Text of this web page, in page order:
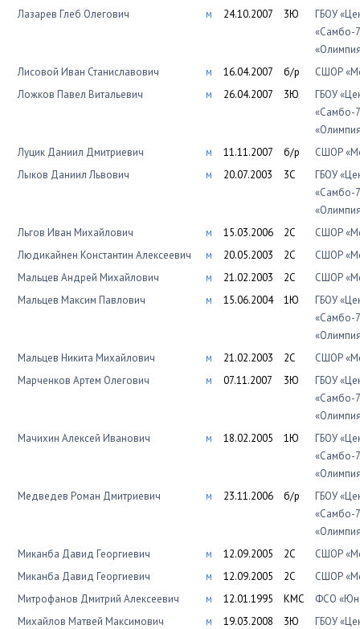
Лазарев Глеб Олегович м 24.10.2007 3Ю
ГБОУ
«Самбо-
Лисовой Иван Станиславович
м 16.04.2007 б/р
СШОР
Ложков Павел Витальевич
м 26.04.2007 3Ю
ГБОУ
«Самбо-
Луцик Даниил Дмитриевич
м 11.11.2007 б/р
СШОР
Лыков Даниил Львович
м 20.07.2003 3С
ГБОУ
«Самбо-
Льгов Иван Михайлович
м 15.03.2006 2С
СШОР
Людикайнен Константин Алексеевич
м 20.05.2003 2С
СШОР
Мальцев Андрей Михайлович
м 21.02.2003 2С
СШОР
Мальцев Максим Павлович
м 15.06.2004 1Ю
ГБОУ
«Самбо-
Мальцев Никита Михайлович
м 21.02.2003 2С
СШОР
Марченков Артем Олегович
м 07.11.2007 3Ю
ГБОУ
«Самбо-
Мачихин Алексей Иванович
м 18.02.2005 1Ю
ГБОУ
«Самбо-
Медведев Роман Дмитриевич
м 23.11.2006 б/р
ГБОУ
«Самбо-
Миканба Давид Георгиевич
м 12.09.2005 2С
СШОР
Миканба Давид Георгиевич
м 12.09.2005 2С
СШОР
Митрофанов Дмитрий Алексеевич
м 12.01.1995 КМС
ФСО
Михайлов Матвей Максимович
м 19.03.2008 3Ю
ГБОУ